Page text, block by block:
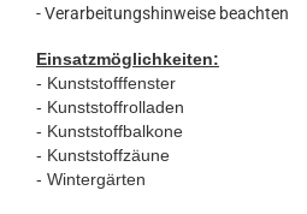
- Verarbeitungshinweise beachten
Einsatzmöglichkeiten:
- Kunststofffenster
- Kunststoffrolladen
- Kunststoffbalkone
- Kunststoffzäune
- Wintergärten